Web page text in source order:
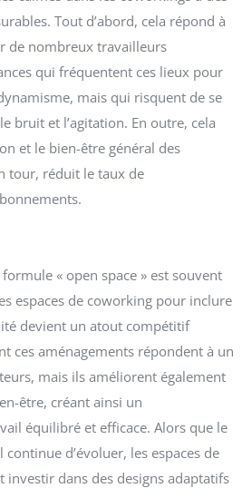
Tout d’abord, cela répond à
de nombreux travailleurs
qui fréquentent ces lieux pour
mais qui risquent de se
bruit et l’agitation. En outre, cela
et le bien-être général des
tour, réduit le taux de
« open space » est souvent
espaces de coworking pour inclure
devient un atout compétitif
ces aménagements répondent à un
mais ils améliorent également
être, créant ainsi un
équilibré et efficace. Alors que le
d’évoluer, les espaces de
dans des designs adaptatifs